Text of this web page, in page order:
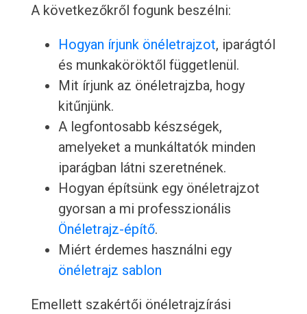
A következőkről fogunk beszélni:
Hogyan írjunk önéletrajzot, iparágtól
és munkaköröktől függetlenül.
Mit írjunk az önéletrajzba, hogy
kitűnjünk.
A legfontosabb készségek,
amelyeket a munkáltatók minden
iparágban látni szeretnének.
Hogyan építsünk egy önéletrajzot
gyorsan a mi professzionális
Önéletrajz-építő.
Miért érdemes használni egy
önéletrajz sablon
Emellett szakértői önéletrajzírási